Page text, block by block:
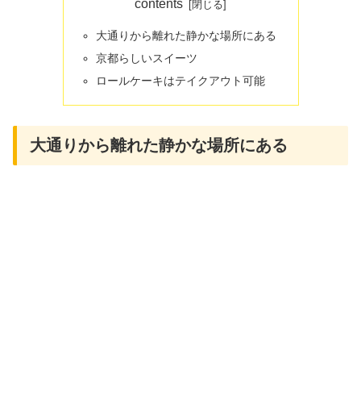
contents
大通りから離れた静かな場所にある
京都らしいスイーツ
ロールケーキはテイクアウト可能
大通りから離れた静かな場所にある